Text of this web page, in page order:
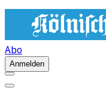
Abo
Anmelden